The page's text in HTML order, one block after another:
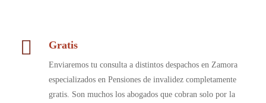
Gratis
Enviaremos tu consulta a distintos despachos en Zamora
especializados en Pensiones de invalidez completamente
gratis. Son muchos los abogados que cobran solo por la